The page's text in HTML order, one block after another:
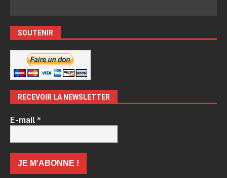
SOUTENIR
RECEVOIR LA NEWSLETTER
E-mail*